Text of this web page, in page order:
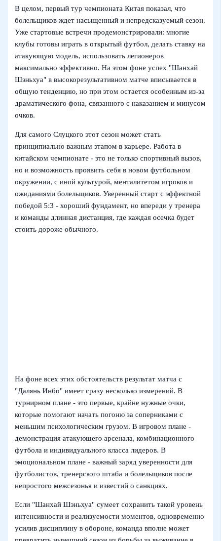
В целом, первый тур чемпионата Китая показал, что
болельщиков ждет насыщенный и непредсказуемый сезон.
Уже стартовые встречи продемонстрировали: многие
клубы готовы играть в открытый футбол, делать ставку на
атакующую модель, использовать легионеров
максимально эффективно. На этом фоне успех "Шанхай
Шэньхуа" в высокорезультативном матче вписывается в
общую тенденцию, но при этом остается особенным из-за
драматического фона, связанного с наказанием и минусом
очков.
Для самого Слуцкого этот сезон может стать
принципиально важным этапом в карьере. Работа в
китайском чемпионате - это не только спортивный вызов,
но и возможность проявить себя в новом футбольном
окружении, с иной культурой, менталитетом игроков и
ожиданиями болельщиков. Уверенный старт с эффектной
победой 5:3 - хороший фундамент, но впереди у тренера
и команды длинная дистанция, где каждая осечка будет
стоить дороже обычного.
На фоне всех этих обстоятельств результат матча с
"Далянь Инбо" имеет сразу несколько измерений. В
турнирном плане - это первые, крайне нужные очки,
которые помогают начать погоню за соперниками с
меньшим психологическим грузом. В игровом плане -
демонстрация атакующего арсенала, комбинационного
футбола и индивидуального класса лидеров. В
эмоциональном плане - важный заряд уверенности для
футболистов, тренерского штаба и болельщиков после
непростого межсезонья и известий о санкциях.
Если "Шанхай Шэньхуа" сумеет сохранить такой уровень
интенсивности и реализуемости моментов, одновременно
усилив дисциплину в обороне, команда вполне может